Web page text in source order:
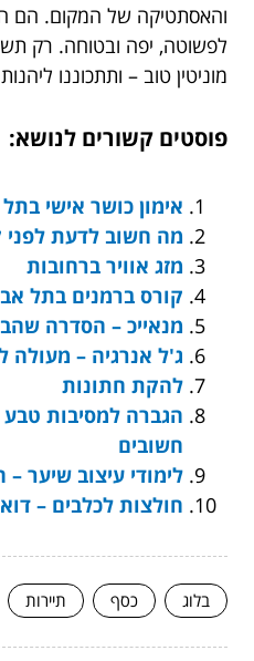
והאסתטיקה של המקום. הם
לפשוטה, יפה ובטוחה. רק
מוניטין טוב – ותתכוננו
פוסטים קשורים לנושא:
אימון כושר אישי
מה חשוב לדעת לפני
מזג אוויר ברחובות
קורס ברמנים בתל
מנאייכ – הסדרה
ג'ל אנרגיה – מעולה
להקת חתונות
הגברה למסיבות
חשובים
לימודי עיצוב שיער
חולצות לכלבים –
בלוג כסף תיירות